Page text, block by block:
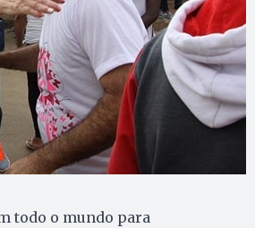
todo o mundo para